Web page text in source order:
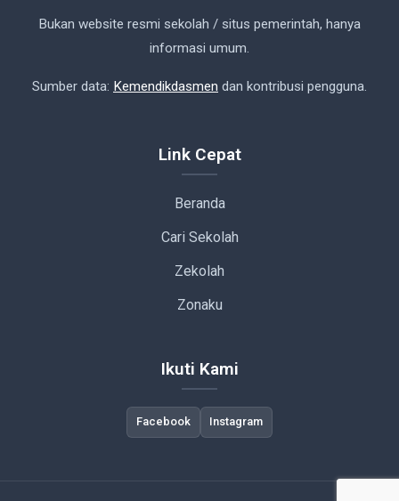
Bukan website resmi sekolah / situs pemerintah, hanya
informasi umum.
Sumber data: Kemendikdasmen dan kontribusi pengguna.
Link Cepat
Beranda
Cari Sekolah
Zekolah
Zonaku
Ikuti Kami
Facebook Instagram